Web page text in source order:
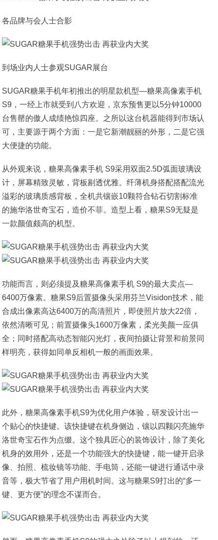
各品牌与会人士合影
到场业内人士参观SUGAR展台
SUGAR糖果手机年初推出的明星款机型—糖果高像素手机
S9，一经上市就受到八方欢迎，京东预售更以5分钟10000
台售罄的傲人成绩艳惊四座。之所以这台机器能得到市场认
可，主要源于两个方面：一是它新潮靓丽的外形，二是它强
大便捷的功能。
从外观来说，糖果高像素手机 S9采用双面2.5D弧面玻璃设
计，屏幕精致灵敏，背板剔透优雅。纤薄机身搭配搭配流光
溢彩的玻璃质感背板，全机共镶嵌10颗符合钻石切割标准
的施华洛世奇宝石，造价不菲。造型上看，糖果S9无疑是
一款颜值颇高的机型。
功能而言，则必须提及糖果高像素手机 S9的最大卖点—
6400万像素。糖果S9后置摄像头采用芬兰Visidon技术，能
合成出像素高达6400万的高清照片，即使照片放大22倍，
依然清晰可见；前置摄像头1600万像素，柔光美颜一应俱
全；同时搭配高动态智能闪光灯，夜间拍摄让背景和前景同
样明亮，获得如同单反相机一般的画面效果。
此外，糖果高像素手机S9为优化用户体验，研发设计出一
个贴心的快捷键。该快捷键在机身侧边，镶以四颗闪亮施华
洛世奇宝石作为点缀。这个独具匠心的装饰设计，除了美化
机身的效用外，还是一个功能强大的快捷键，能一键开启录
像、拍照、梳妆镜等功能、手电筒，还能一键进行通话中录
音等，极大节省了用户用机时间。这与糖果S9打出的“多一
键、更方便”的理念不谋而合。